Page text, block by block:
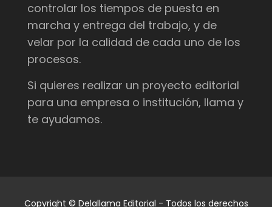
controlar los tiempos de puesta en
marcha y entrega del trabajo, y de
velar por la calidad de cada uno de los
procesos.
Si quieres realizar un proyecto editorial
para una empresa o institución, llama y
te ayudamos.
Copyright © Delallama Editorial - Todos los derechos